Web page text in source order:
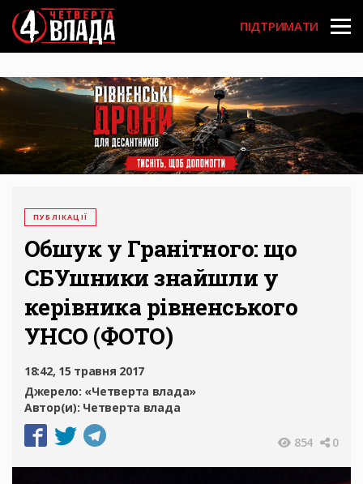
Перейти
до
основного
вмісту
User
account
menu
ПІДТРИМАТИ
ПУБЛІКАЦІЇ
Обшук у Гранітного: що
СБУшники знайшли у
керівника рівненського
УНСО (ФОТО)
18:42, 15 травня 2017
Джерело: «Четверта влада»
Автор(и): Четверта влада
854 0